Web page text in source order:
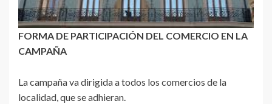
FORMA DE PARTICIPACIÓN DEL COMERCIO EN LA
CAMPAÑA
La campaña va dirigida a todos los comercios de la
localidad, que se adhieran.